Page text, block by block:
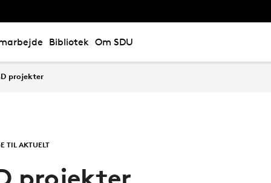
Bibliotek Om SDU
projekter
TIL AKTUELT